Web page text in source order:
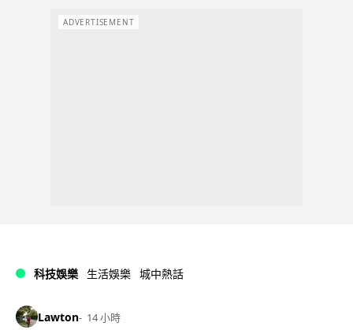
ADVERTISEMENT
科技娛樂 生活娛樂 城中熱話
Lawton 14 小時